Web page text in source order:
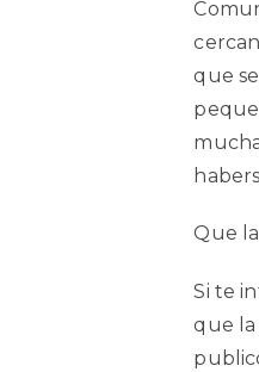
que
Que
Si te
que